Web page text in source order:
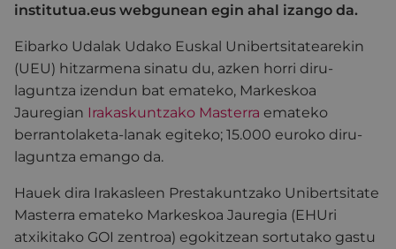
institutua.eus webgunean egin ahal izango da.
Eibarko Udalak Udako Euskal Unibertsitatearekin
(UEU) hitzarmena sinatu du, azken horri diru-
laguntza izendun bat emateko, Markeskoa
Jauregian Irakaskuntzako Masterra emateko
berrantolaketa-lanak egiteko; 15.000 euroko diru-
laguntza emango da.
Hauek dira Irakasleen Prestakuntzako Unibertsitate
Masterra emateko Markeskoa Jauregia (EHUri
atxikitako GOI zentroa) egokitzean sortutako gastu